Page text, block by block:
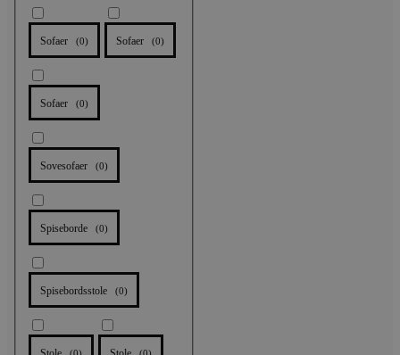
Sofaer (0) Sofaer (0)
Sofaer (0)
Sovesofaer (0)
Spiseborde (0)
Spisebordsstole (0)